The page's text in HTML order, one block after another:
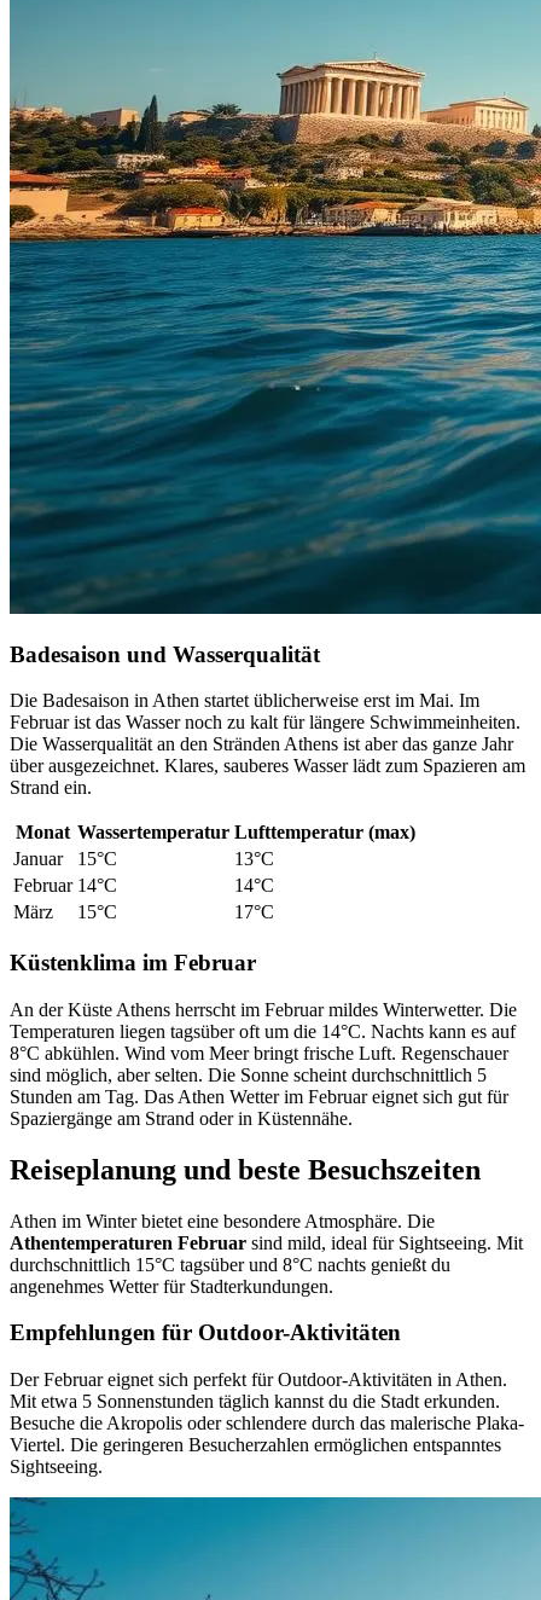
Badesaison und Wasserqualität
Die Badesaison in Athen startet üblicherweise erst im Mai. Im
Februar ist das Wasser noch zu kalt für längere Schwimmeinheiten.
Die Wasserqualität an den Stränden Athens ist aber das ganze Jahr
über ausgezeichnet. Klares, sauberes Wasser lädt zum Spazieren am
Strand ein.
Monat Wassertemperatur Lufttemperatur (max)
Januar
15°C
13°C
Februar 14°C
14°C
März
15°C 17°C
Küstenklima im Februar
An der Küste Athens herrscht im Februar mildes Winterwetter. Die
Temperaturen liegen tagsüber oft um die 14°C. Nachts kann es auf
8°C abkühlen. Wind vom Meer bringt frische Luft. Regenschauer
sind möglich, aber selten. Die Sonne scheint durchschnittlich 5
Stunden am Tag. Das Athen Wetter im Februar eignet sich gut für
Spaziergänge am Strand oder in Küstennähe.
Reiseplanung und beste Besuchszeiten
Athen im Winter bietet eine besondere Atmosphäre. Die
Athentemperaturen Februar sind mild, ideal für Sightseeing. Mit
durchschnittlich 15°C tagsüber und 8°C nachts genießt du
angenehmes Wetter für Stadterkundungen.
Empfehlungen für Outdoor-Aktivitäten
Der Februar eignet sich perfekt für Outdoor-Aktivitäten in Athen.
Mit etwa 5 Sonnenstunden täglich kannst du die Stadt erkunden.
Besuche die Akropolis oder schlendere durch das malerische Plaka-
Viertel. Die geringeren Besucherzahlen ermöglichen entspanntes
Sightseeing.